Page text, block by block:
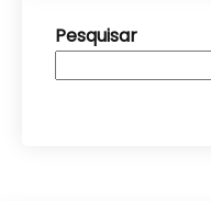
Pesquisar